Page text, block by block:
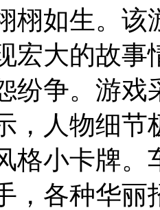
栩如生。该
宏大的故事
纷争。游戏
，人物细
格小卡牌。
，各种华丽